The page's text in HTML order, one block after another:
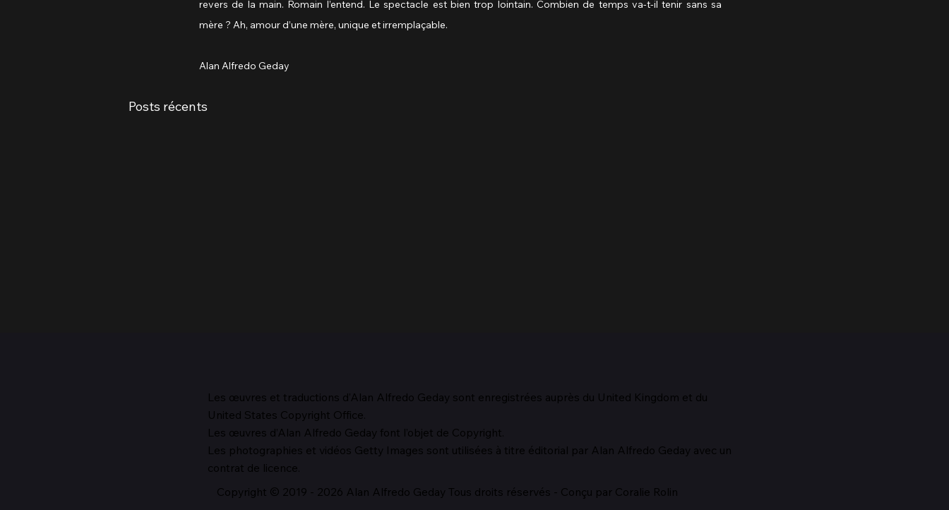
revers de la main. Romain l’entend. Le spectacle est bien trop lointain. Combien de temps va-t-il tenir sans sa
mère ? Ah, amour d’une mère, unique et irremplaçable.
Alan Alfredo Geday
Posts récents
Le chef de l’Église, 1987 La méfiance de Laocoon
Le maestro, 1928
Les œuvres et traductions d’Alan Alfredo Geday sont enregistrées auprès du United Kingdom et du
United States Copyright Office.
Les œuvres d’Alan Alfredo Geday font l’objet de Copyright.
Les photographies et vidéos Getty Images sont utilisées à titre éditorial par Alan Alfredo Geday avec un
contrat de licence.
Copyright © 2019 - 2026 Alan Alfredo Geday Tous droits réservés - Conçu par Coralie Rolin